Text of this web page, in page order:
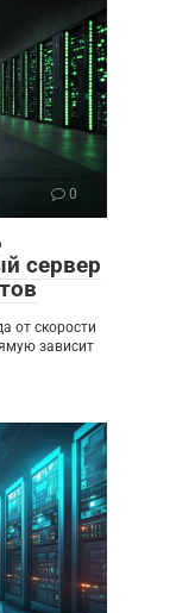
0
сервер
от скорости
зависит